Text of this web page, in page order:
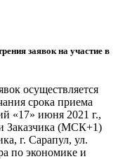
заявок на участие в
осуществляется
срока приема
«17» июня 2021 г.,
Заказчика (МСК+1)
г. Сарапул, ул.
по экономике и